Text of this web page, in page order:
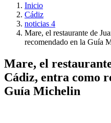
Inicio
Cádiz
noticias 4
Mare, el restaurante de
recomendado en la Guía
Mare, el
Cádiz, entra como
Guía Michelin